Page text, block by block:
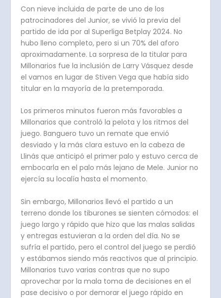
Con nieve incluida de parte de uno de los
patrocinadores del Junior, se vivió la previa del
partido de ida por al Superliga Betplay 2024. No
hubo lleno completo, pero si un 70% del aforo
aproximadamente. La sorpresa de la titular para
Millonarios fue la inclusión de Larry Vásquez desde
el vamos en lugar de Stiven Vega que había sido
titular en la mayoría de la pretemporada.
Los primeros minutos fueron más favorables a
Millonarios que controló la pelota y los ritmos del
juego. Banguero tuvo un remate que envió
desviado y la más clara estuvo en la cabeza de
Llinás que anticipó el primer palo y estuvo cerca de
embocarla en el palo más lejano de Mele. Junior no
ejercía su localía hasta el momento.
Sin embargo, Millonarios llevó el partido a un
terreno donde los tiburones se sienten cómodos: el
juego largo y rápido que hizo que las malas salidas
y entregas estuvieran a la orden del día. No se
sufría el partido, pero el control del juego se perdió
y estábamos siendo más reactivos que al principio.
Millonarios tuvo varias contras que no supo
aprovechar por la mala toma de decisiones en el
pase decisivo o por demorar el juego rápido en